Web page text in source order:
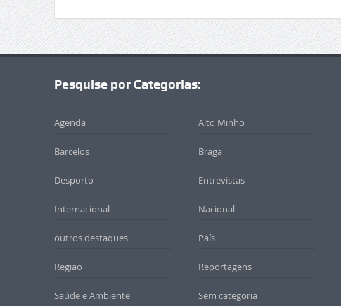
Pesquise por Categorias:
Agenda Alto Minho
Barcelos Braga
Desporto Entrevistas
Internacional Nacional
outros destaques País
Região Reportagens
Saúde e Ambiente Sem categoria